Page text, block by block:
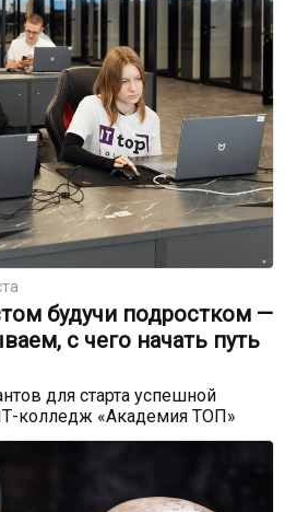
будучи подростком —
с чего начать путь
для старта успешной
колледж «Академия ТОП»